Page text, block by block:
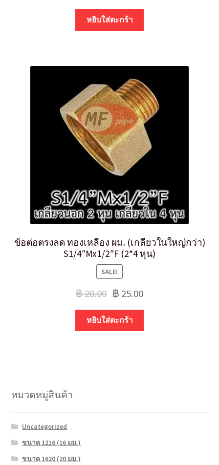
หยิบใส่ตะกร้า
ข้อต่อตรงลด ทองเหลือง ผม. (เกลียวในใหญ่กว่า)
S1/4″Mx1/2″F (2*4 หุน)
SALE!
฿28.00 ฿ 25.00
หยิบใส่ตะกร้า
หมวดหมู่สินค้า
Uncategorized
ขนาด 1216 (16 มม.)
ขนาด 1620 (20 มม.)